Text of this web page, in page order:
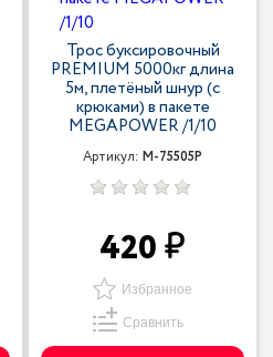
Трос буксировочный
PREMIUM 5000кг длина
5м, плетёный шнур (с
крюками) в пакете
MEGAPOWER /1/10
Артикул: M-75505P
420
Избранное
Сравнить